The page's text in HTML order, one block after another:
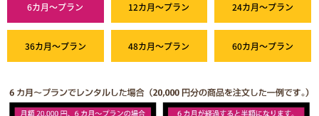
6カ月～プラン 12カ月～プラン 24カ月～プラン
36カ月～プラン 48カ月～プラン 60カ月～プラン